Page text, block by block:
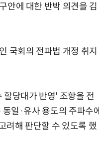
안에 대한 반박 의견을 김
국회의 전파법 개정 취지
당대가 반영' 조항을 전
일·유사 용도의 주파수에
려해 판단할 수 있도록 했